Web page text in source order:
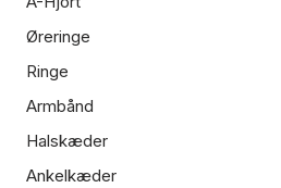
Øreringe
Ringe
Armbånd
Halskæder
Ankelkæder